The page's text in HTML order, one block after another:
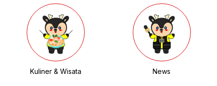
Kuliner & Wisata News